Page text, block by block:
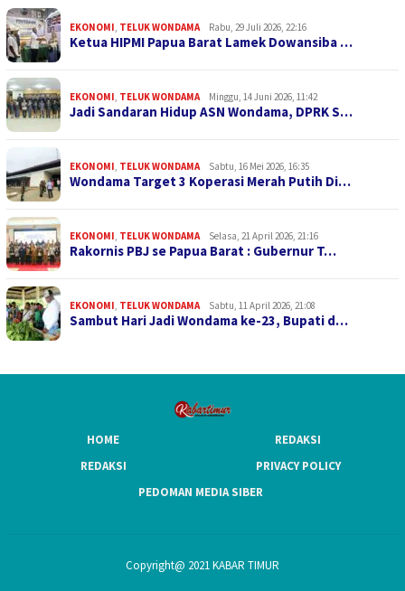
EKONOMI, TELUK WONDAMA Rabu, 29 Juli 2026, 22:16
Ketua HIPMI Papua Barat Lamek Dowansiba …
EKONOMI, TELUK WONDAMA Minggu, 14 Juni 2026, 11:42
Jadi Sandaran Hidup ASN Wondama, DPRK S…
EKONOMI, TELUK WONDAMA Sabtu, 16 Mei 2026, 16:35
Wondama Target 3 Koperasi Merah Putih Di…
EKONOMI, TELUK WONDAMA Selasa, 21 April 2026, 21:16
Rakornis PBJ se Papua Barat : Gubernur T…
EKONOMI, TELUK WONDAMA Sabtu, 11 April 2026, 21:08
Sambut Hari Jadi Wondama ke-23, Bupati d…
HOME
REDAKSI
REDAKSI
PRIVACY POLICY
PEDOMAN MEDIA SIBER
Copyright@ 2021 KABAR TIMUR